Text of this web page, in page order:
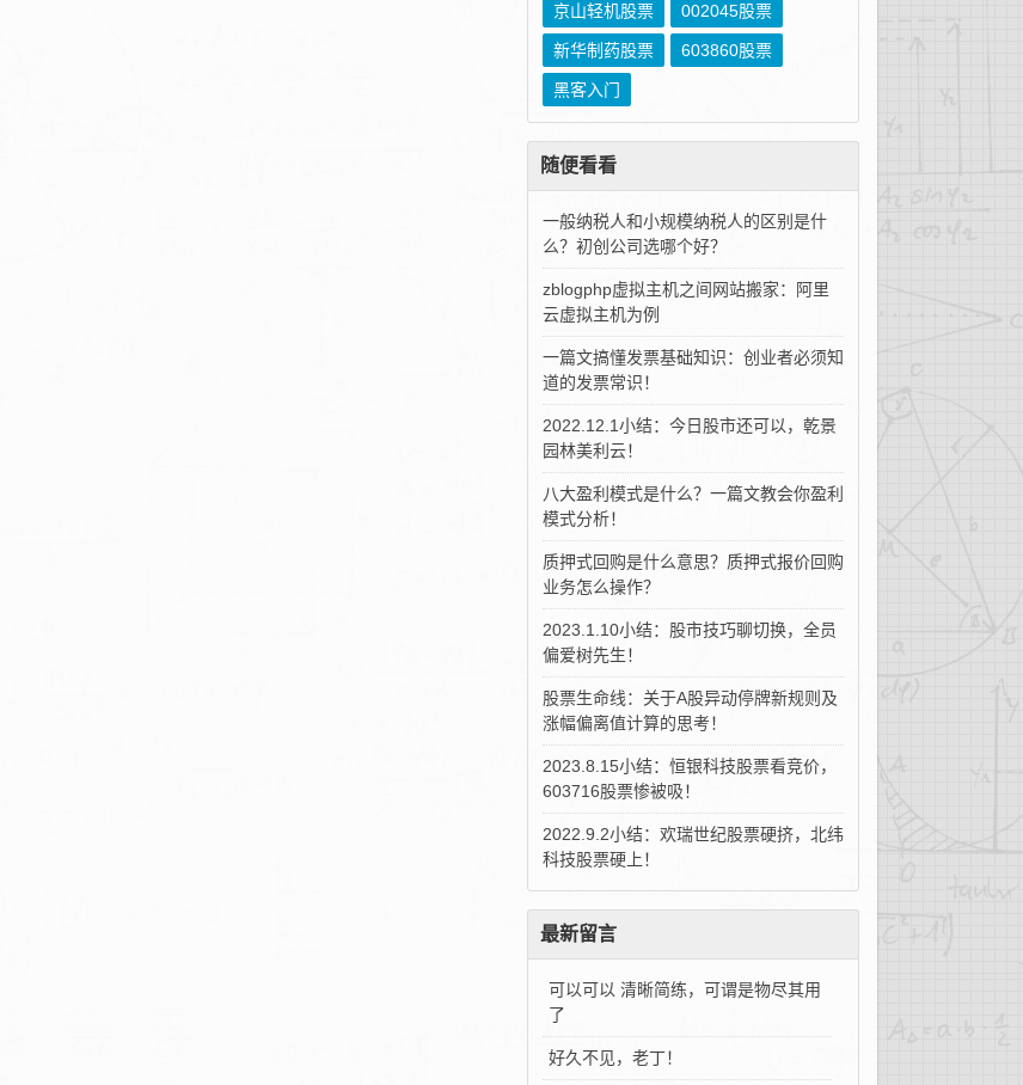
京山轻机股票 002045股票
新华制药股票 603860股票
黑客入门
随便看看
一般纳税人和小规模纳税人的区别是什
么？初创公司选哪个好？
zblogphp虚拟主机之间网站搬家：阿里
云虚拟主机为例
一篇文搞懂发票基础知识：创业者必须知
道的发票常识！
2022.12.1小结：今日股市还可以，乾景
园林美利云！
八大盈利模式是什么？一篇文教会你盈利
模式分析！
质押式回购是什么意思？质押式报价回购
业务怎么操作？
2023.1.10小结：股市技巧聊切换，全员
偏爱树先生！
股票生命线：关于A股异动停牌新规则及
涨幅偏离值计算的思考！
2023.8.15小结：恒银科技股票看竞价，
603716股票惨被吸！
2022.9.2小结：欢瑞世纪股票硬挤，北纬
科技股票硬上！
最新留言
可以可以 清晰简练，可谓是物尽其用
了
好久不见，老丁！